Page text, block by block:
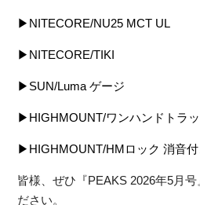
▶NITECORE/NU25 MCT UL
▶NITECORE/TIKI
▶SUN/Luma ゲージ
▶HIGHMOUNT/ワンハンドトラ
▶HIGHMOUNT/HMロック 消音
皆様、ぜひ『PEAKS 2026年5月
ださい。